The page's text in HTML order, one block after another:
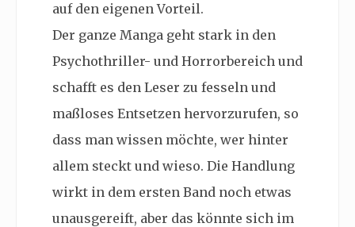
auf den eigenen Vorteil.
Der ganze Manga geht stark in den
Psychothriller- und Horrorbereich und
schafft es den Leser zu fesseln und
maßloses Entsetzen hervorzurufen, so
dass man wissen möchte, wer hinter
allem steckt und wieso. Die Handlung
wirkt in dem ersten Band noch etwas
unausgereift, aber das könnte sich im